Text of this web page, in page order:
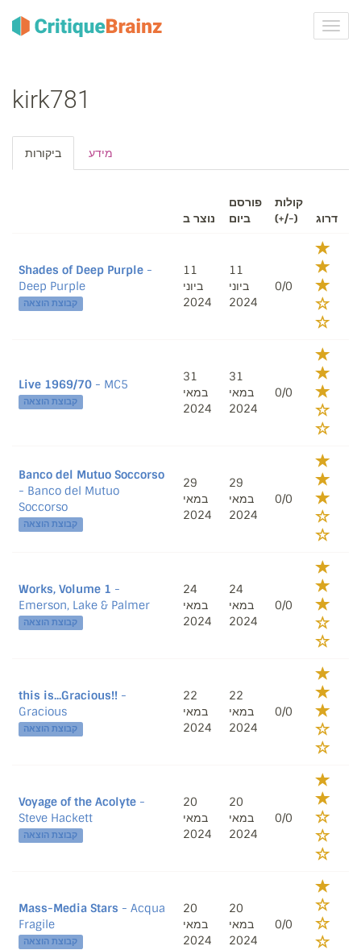
ברר
ניווט
kirk781
ביקורות מידע
נוצר ב
פורסם
ביום
קולות
(+/-)
דרוג
Shades of Deep Purple -
Deep Purple
קבוצת הוצאה
11
ביוני
2024
11
ביוני
2024
0/0
Live 1969/70 - MC5
קבוצת הוצאה
31
במאי
2024
31
במאי
2024
0/0
Banco del Mutuo Soccorso
- Banco del Mutuo
Soccorso
קבוצת הוצאה
29
במאי
2024
29
במאי
2024
0/0
Works, Volume 1 -
Emerson, Lake & Palmer
קבוצת הוצאה
24
במאי
2024
24
במאי
2024
0/0
this is...Gracious!! -
Gracious
קבוצת הוצאה
22
במאי
2024
22
במאי
2024
0/0
Voyage of the Acolyte -
Steve Hackett
קבוצת הוצאה
20
במאי
2024
20
במאי
2024
0/0
Mass-Media Stars - Acqua
Fragile
קבוצת הוצאה
20
במאי
2024
20
במאי
2024
0/0